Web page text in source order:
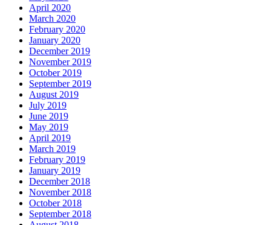
April 2020
March 2020
February 2020
January 2020
December 2019
November 2019
October 2019
September 2019
August 2019
July 2019
June 2019
May 2019
April 2019
March 2019
February 2019
January 2019
December 2018
November 2018
October 2018
September 2018